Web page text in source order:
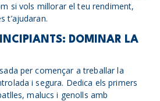
si vols millorar el teu rendiment,
t’ajudaran.
DOMINAR LA
per començar a treballar la
i segura. Dedica els primers
malucs i genolls amb